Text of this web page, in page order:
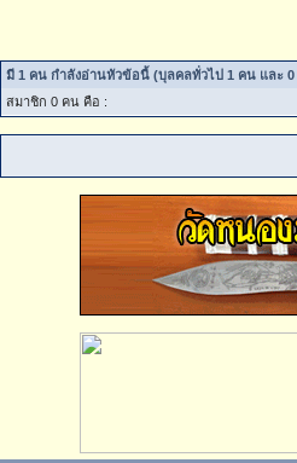
มี 1 คน กำลังอ่านหัวข้อนี้ (บุลคลทั่วไป 1 คน และ 0
สมาชิก 0 คน คือ :